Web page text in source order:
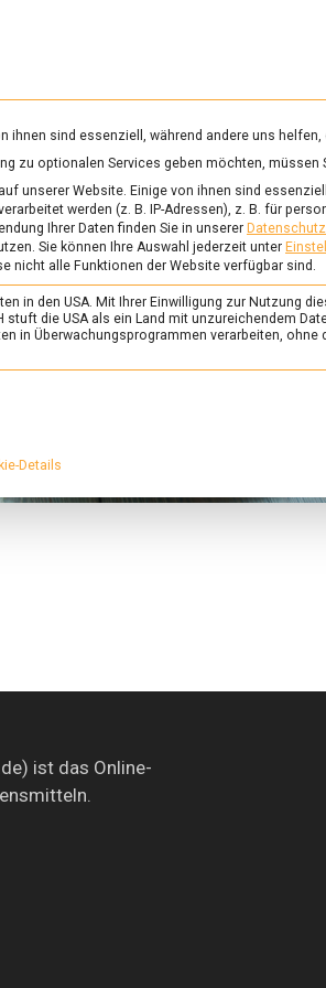
zu
&
Ernährung
SCHLAGWORT: FRANKFURT
ist das Online-
ihnen sind essenziell, während andere uns
zu optionalen Services geben möchten,
unserer Website. Einige von ihnen sind
werden (z. B. IP-Adressen), z. B. für
Ihrer Daten finden Sie in unserer
Sie können Ihre Auswahl jederzeit unter
nicht alle Funktionen der Website verfügbar sind.
in den USA. Mit Ihrer Einwilligung zur Nutzung
stuft die USA als ein Land mit unzureichendem
in Überwachungsprogrammen verarbeiten,
für die eine Einwilligung erteilt
Details